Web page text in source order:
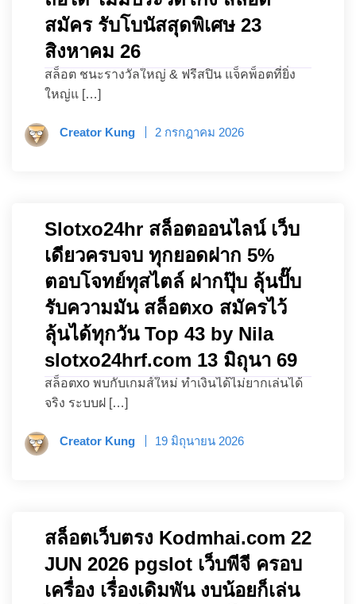
สมัคร รับโบนัสสุดพิเศษ 23
สิงหาคม 26
สล็อต ชนะรางวัลใหญ่ & ฟรีสปิน แจ็คพ็อตที่ยิ่ง
ใหญ่แ […]
Creator Kung 2 กรกฎาคม 2026
Slotxo24hr สล็อตออนไลน์ เว็บ
เดียวครบจบ ทุกยอดฝาก 5%
ตอบโจทย์ทุสไตล์ ฝากปุ๊บ ลุ้นปั๊บ
รับความมัน สล็อตxo สมัครไว้
ลุ้นได้ทุกวัน Top 43 by Nila
slotxo24hrf.com 13 มิถุนา 69
สล็อตxo พบกับเกมส์ใหม่ ทำเงินได้ไม่ยากเล่นได้
จริง ระบบฝ […]
Creator Kung 19 มิถุนายน 2026
สล็อตเว็บตรง Kodmhai.com 22
JUN 2026 pgslot เว็บพีจี ครอบ
เครื่อง เรื่องเดิมพัน งบน้อยก็เล่น